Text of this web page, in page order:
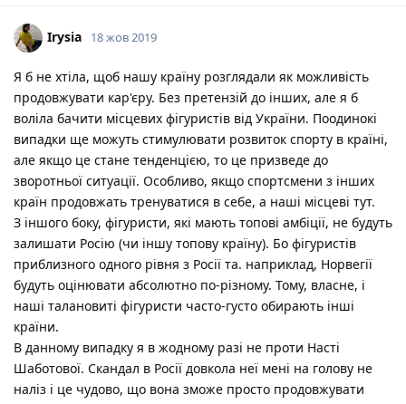
Irysia 18 жов 2019
Я б не хтіла, щоб нашу країну розглядали як можливість
продовжувати кар'єру. Без претензій до інших, але я б
воліла бачити місцевих фігуристів від України. Поодинокі
випадки ще можуть стимулювати розвиток спорту в країні,
але якщо це стане тенденцією, то це призведе до
зворотньої ситуації. Особливо, якщо спортсмени з інших
країн продовжать тренуватися в себе, а наші місцеві тут.
З іншого боку, фігуристи, які мають топові амбіції, не будуть
залишати Росію (чи іншу топову країну). Бо фігуристів
приблизного одного рівня з Росії та. наприклад, Норвегії
будуть оцінювати абсолютно по-різному. Тому, власне, і
наші талановиті фігуристи часто-густо обирають інші
країни.
В данному випадку я в жодному разі не проти Насті
Шаботової. Скандал в Росії довкола неї мені на голову не
наліз і це чудово, що вона зможе просто продовжувати